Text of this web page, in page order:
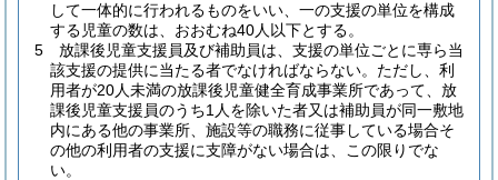
して一体的に行われるものをいい、一の支援の単位を構成
する児童の数は、おおむね40人以下とする。
5
放課後児童支援員及び補助員は、支援の単位ごとに専ら当
該支援の提供に当たる者でなければならない。 ただし、利
用者が20人未満の放課後児童健全育成事業所であって、放
課後児童支援員のうち1人を除いた者又は補助員が同一敷地
内にある他の事業所、施設等の職務に従事している場合そ
の他の利用者の支援に支障がない場合は、この限りでな
い。